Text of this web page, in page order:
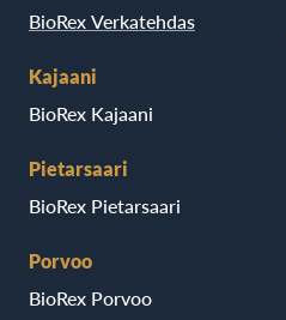
BioRex Verkatehdas
Kajaani
BioRex Kajaani
Pietarsaari
BioRex Pietarsaari
Porvoo
BioRex Porvoo